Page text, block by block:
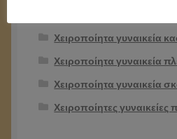
Χειροποίητα γυναικεία
Χειροποίητα γυναικεία
Χειροποίητα γυναικεία
Χειροποίητες γυναικείες